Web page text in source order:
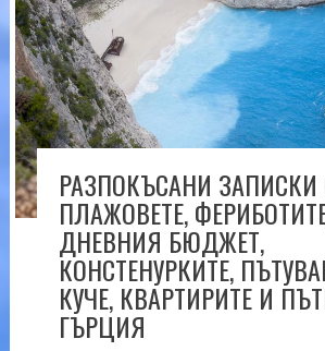
РАЗПОКЪСАНИ
ПЛАЖОВЕТЕ,
ДНЕВНИЯ БЮДЖЕТ,
КОНСТЕНУРКИТЕ,
КУЧЕ, КВАРТИРИТЕ И
ГЪРЦИЯ